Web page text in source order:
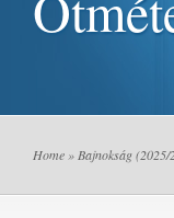
Home » Bajnokság (2025/